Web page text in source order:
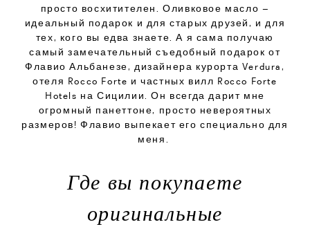
просто восхитителен. Оливковое масло –
идеальный подарок и для старых друзей, и для
тех, кого вы едва знаете. А я сама получаю
самый замечательный съедобный подарок от
Флавио Альбанезе, дизайнера курорта Verdura,
отеля Rocco Forte и частных вилл Rocco Forte
Hotels на Сицилии. Он всегда дарит мне
огромный панеттоне, просто невероятных
размеров! Флавио выпекает его специально для
меня.
Где вы покупаете
оригинальные